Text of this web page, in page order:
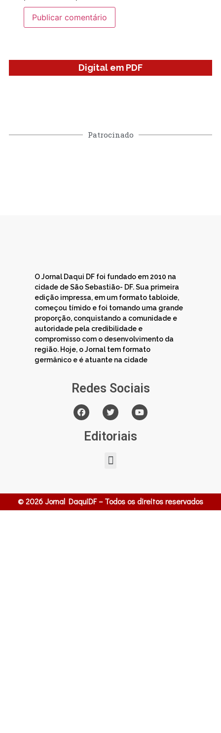
Digital em PDF
Patrocinado
O Jornal Daqui DF foi fundado em 2010 na
cidade de São Sebastião- DF. Sua primeira
edição impressa, em um formato tabloide,
começou tímido e foi tomando uma grande
proporção, conquistando a comunidade e
autoridade pela credibilidade e
compromisso com o desenvolvimento da
região. Hoje, o Jornal tem formato
germânico e é atuante na cidade
Redes Sociais
Editoriais
© 2026 Jornal DaquiDF – Todos os direitos reservados